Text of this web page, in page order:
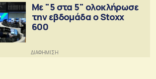
Με "5 στα 5" ολοκλήρωσε
την εβδομάδα ο Stoxx
600